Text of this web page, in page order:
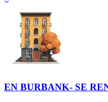
EN BURBANK- SE